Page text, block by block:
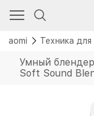
Xiaomi Техника для
Умный
Soft Sound